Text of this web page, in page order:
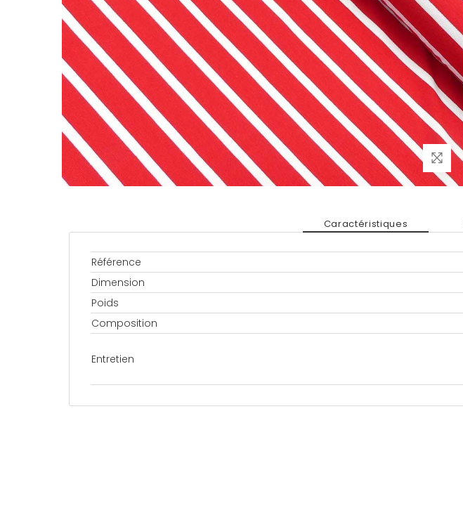
Caractéristiques
Référence
Dimension
Poids
Composition
Entretien